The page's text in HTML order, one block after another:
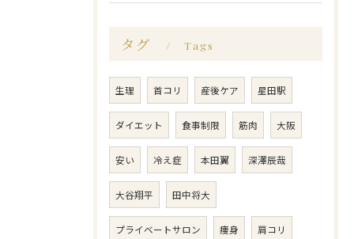
タグ Tags
生理 首コリ 産後ケア 星田駅
ダイエット 食事制限 筋肉 大阪
安い 冷え症 本田翼 深澤辰哉
大谷翔平 田中将大
プライベートサロン 痩身 肩コリ